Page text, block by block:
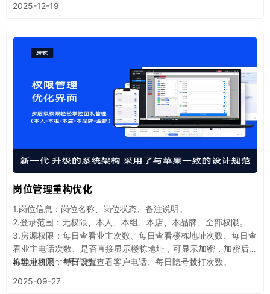
2025-12-19
岗位管理重构优化
1.岗位信息：岗位名称、岗位状态、备注说明。
2.登录范围：无权限、本人、本组、本店、本品牌、全部权限。
3.房源权限：每日查看业主次数、每日查看楼栋地址次数、每日查
看业主电话次数、是否直接显示楼栋地址，可显示加密，加密后楼
栋地址将用***号代替。
4.客户权限：每日设置查看客户电话、每日隐号拨打次数。
2025-09-27